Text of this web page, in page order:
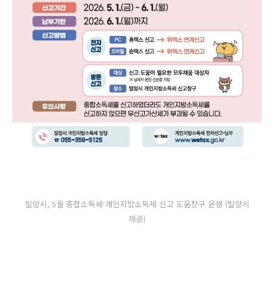
밀양시, 5월 종합소득세·개인지방소득세 신고 도움창구 운영 (밀양시
제공)